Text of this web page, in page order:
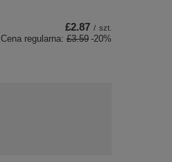
£2.87 / szt.
Cena regularna: £3.59 -20%